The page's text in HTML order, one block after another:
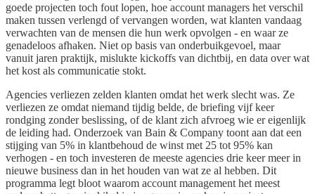
goede projecten toch fout lopen, hoe account managers het verschil
maken tussen verlengd of vervangen worden, wat klanten vandaag
verwachten van de mensen die hun werk opvolgen - en waar ze
genadeloos afhaken. Niet op basis van onderbuikgevoel, maar
vanuit jaren praktijk, mislukte kickoffs van dichtbij, en data over wat
het kost als communicatie stokt.
Agencies verliezen zelden klanten omdat het werk slecht was. Ze
verliezen ze omdat niemand tijdig belde, de briefing vijf keer
rondging zonder beslissing, of de klant zich afvroeg wie er eigenlijk
de leiding had. Onderzoek van Bain & Company toont aan dat een
stijging van 5% in klantbehoud de winst met 25 tot 95% kan
verhogen - en toch investeren de meeste agencies drie keer meer in
nieuwe business dan in het houden van wat ze al hebben. Dit
programma legt bloot waarom account management het meest